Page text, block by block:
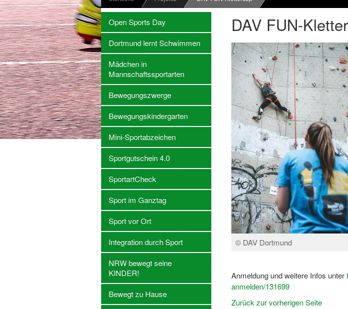
Open Sports Day
Dortmund lernt Schwimmen
Mädchen in
Mannschaftssportarten
Bewegungszwerge
Bewegungskindergarten
Mini-Sportabzeichen
Sportgutschein 4.0
SportartCheck
Sport im Ganztag
Sport vor Ort
Integration durch Sport
NRW bewegt seine
KINDER!
Bewegt zu Hause
DAV FUN-
© DAV Dortmund
Anmeldung und weitere Infos unter
anmelden/131699
Zurück zur vorherigen Seite